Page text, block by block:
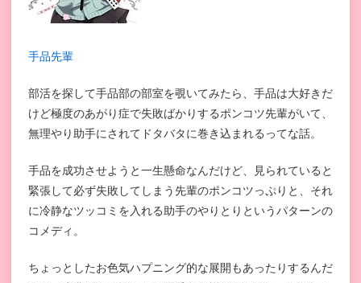
手品先輩
部活を探して手品部の部室を覗いてみたら、手品は大好きだ
けど極度のあがり症で失敗ばかりするポンコツ先輩がいて、
無理やり助手にされてドタバタに巻き込まれるってな話。
手品を成功させようと一生懸命なんだけど、見られていると
緊張して必ず失敗してしまう先輩のポンコツっぷりと、それ
に冷静なツッコミを入れる助手のやりとりというパターンの
コメディ。
ちょっとしたお色気ハプニング的な展開もあったりするんだ